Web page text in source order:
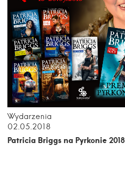
Wydarzenia
02.05.2018
Patricia Briggs na Pyrkonie 2018